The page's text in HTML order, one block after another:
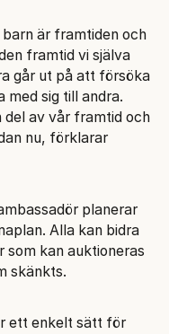
barn är framtiden och
framtid vi själva
går ut på att försöka
med sig till andra.
del av vår framtid och
nu, förklarar
planerar
Alla kan bidra
som kan auktioneras
skänkts.
ett enkelt sätt för